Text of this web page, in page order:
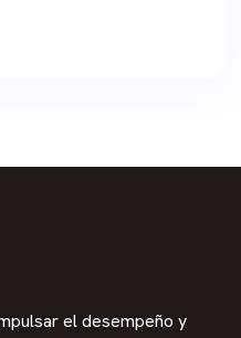
el desempeño y